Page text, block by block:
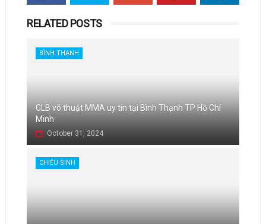
RELATED POSTS
BÌNH THẠNH
CLB võ thuật MMA uy tín tại Bình Thạnh TP Hồ Chí
Minh
October 31, 2024
CHIÊU SINH